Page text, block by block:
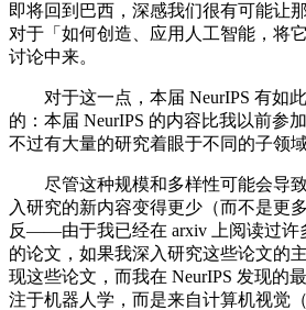
即将回到巴西，深感我们很有可能让
对于「如何创造、应用人工智能，将
讨论中来。
对于这一点，本届 NeurIPS 有如
的：本届 NeurIPS 的内容比我以前参
不过有大量的研究着眼于不同的子领域
尽管这种规模和多样性可能会导致
入研究的新内容变得更少（而不是更
反——由于我已经在 arxiv 上阅读过许
的论文，如果我深入研究这些论文的
现这些论文，而我在 NeurIPS 发现的
注于机器人学，而是来自计算机视觉